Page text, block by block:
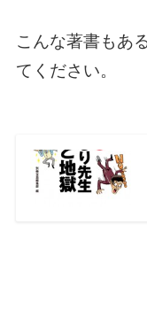
こんな著書もあ
てください。